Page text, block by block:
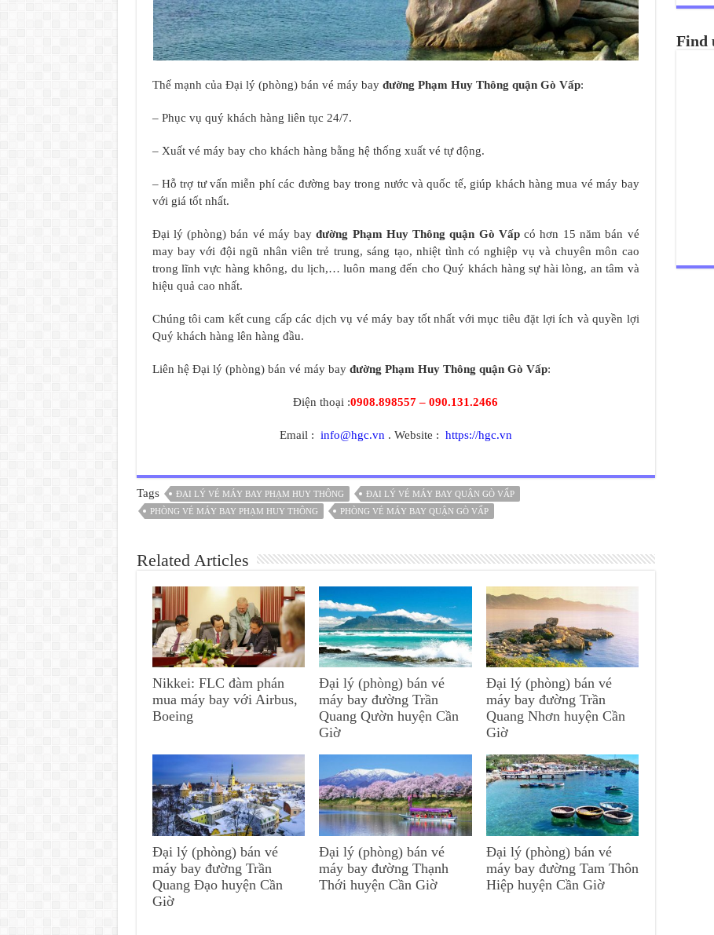
Thế mạnh của Đại lý (phòng) bán vé máy bay đường Phạm Huy Thông quận Gò Vấp:
– Phục vụ quý khách hàng liên tục 24/7.
– Xuất vé máy bay cho khách hàng bằng hệ thống xuất vé tự động.
– Hỗ trợ tư vấn miễn phí các đường bay trong nước và quốc tế, giúp khách hàng mua vé máy bay
với giá tốt nhất.
Đại lý (phòng) bán vé máy bayđường Phạm Huy Thông quận Gò Vấpcó hơn 15 năm bán vé
may bay với đội ngũ nhân viên trẻ trung, sáng tạo, nhiệt tình có nghiệp vụ và chuyên môn cao
trong lĩnh vực hàng không, du lịch,… luôn mang đến cho Quý khách hàng sự hài lòng, an tâm và
hiệu quả cao nhất.
Chúng tôi cam kết cung cấp các dịch vụ vé máy bay tốt nhất với mục tiêu đặt lợi ích và quyền lợi
Quý khách hàng lên hàng đầu.
Liên hệ Đại lý (phòng) bán vé máy bay đường Phạm Huy Thông quận Gò Vấp:
Điện thoại :0908.898557 – 090.131.2466
Email : info@hgc.vn . Website : https://hgc.vn
Tags ĐẠI LÝ VÉ MÁY BAY PHẠM HUY THÔNG
ĐẠI LÝ VÉ MÁY BAY QUẬN GÒ VẤP
PHÒNG VÉ MÁY BAY PHẠM HUY THÔNG
PHÒNG VÉ MÁY BAY QUẬN GÒ VẤP
Related Articles
Nikkei: FLC đàm phán
mua máy bay với Airbus,
Boeing
Đại lý (phòng) bán vé
máy bay đường Trần
Quang Qườn huyện Cần
Giờ
Đại lý (phòng) bán vé
máy bay đường Trần
Quang Nhơn huyện Cần
Giờ
Đại lý (phòng) bán vé
máy bay đường Trần
Quang Đạo huyện Cần
Giờ
Đại lý (phòng) bán vé
máy bay đường Thạnh
Thới huyện Cần Giờ
Đại lý (phòng) bán vé
máy bay đường Tam Thôn
Hiệp huyện Cần Giờ
Find